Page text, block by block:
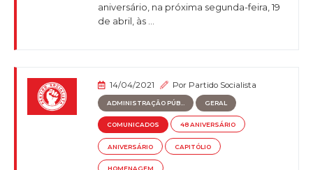
aniversário, na próxima segunda-feira, 19
de abril, às ...
14/04/2021 Por Partido Socialista
ADMINISTRAÇÃO PÚB... GERAL
COMUNICADOS 48 ANIVERSÁRIO
ANIVERSÁRIO CAPITÓLIO
HOMENAGEM